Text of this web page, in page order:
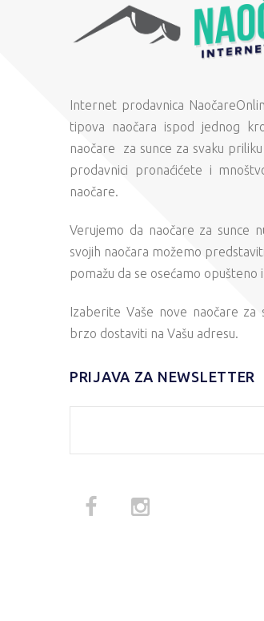
Internet prodavnica
tipova naočara ispod jednog
naočare za sunce za svaku
prodavnici pronaćićete i
naočare.
Verujemo da naočare za sunce
svojih naočara možemo
pomažu da se osećamo opušteno
Izaberite Vaše nove naočare
brzo dostaviti na Vašu adresu.
PRIJAVA ZA NEWSLETTER